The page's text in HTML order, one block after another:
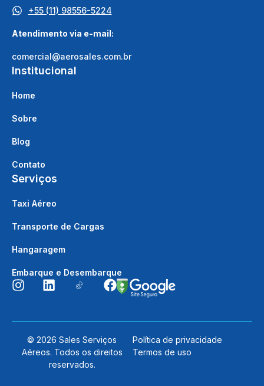
+55 (11) 98556-5224
Atendimento via e-mail:
comercial@aerosales.com.br
Institucional
Home
Sobre
Blog
Contato
Serviços
Taxi Aéreo
Transporte de Cargas
Hangaragem
Embarque e Desembarque
© 2026 Sales Serviços
Aéreos. Todos os direitos
reservados.
Política de privacidade
Termos de uso